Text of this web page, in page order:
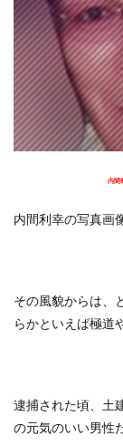
内間
内間利幸の写真画
その風貌からは、
らかといえば極道
逮捕された頃、土
の元気のいい男性